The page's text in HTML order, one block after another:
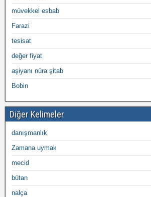
müvekkel esbab
Farazi
tesisat
değer fiyat
aşiyanı nüra şitab
Bobin
Diğer Kelimeler
danışmanlık
Zamana uymak
mecid
bütan
nalça